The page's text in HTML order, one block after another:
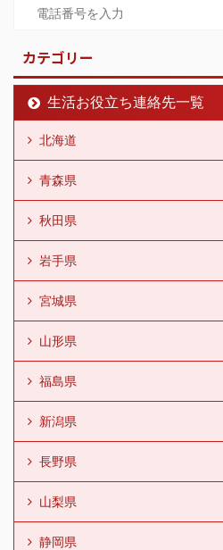
カテゴリー
生活お役立ち連絡先一覧
北海道
青森県
秋田県
岩手県
宮城県
山形県
福島県
新潟県
長野県
山梨県
静岡県